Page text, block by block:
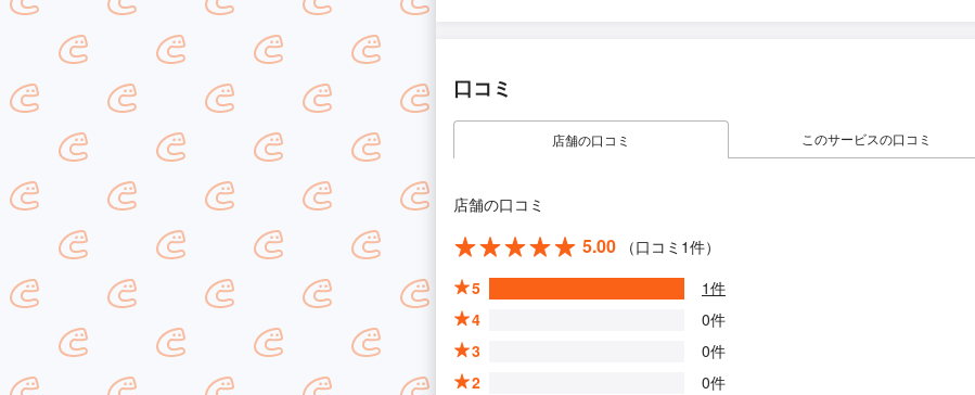
口コミ
店舗の口コミ このサービスの口コミ
店舗の口コミ
5.00
（口コミ1件）
5
1件
4
0件
3
0件
2
0件